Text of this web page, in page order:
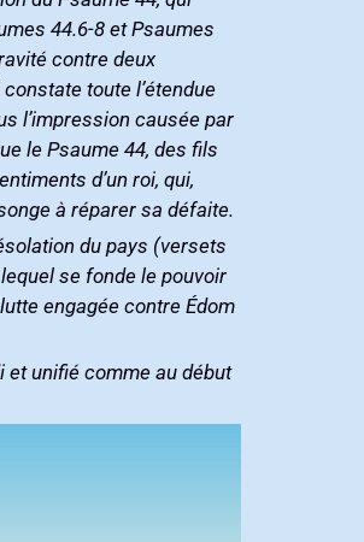
du pays‭ (‬versets
se fonde le pouvoir
engagée contre Édom‭
et unifié comme au début